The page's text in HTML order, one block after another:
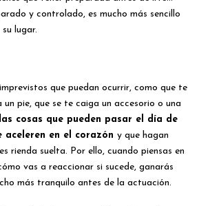
y controlado, es mucho más sencillo
lugar.
que puedan ocurrir, como que te
un pie, que se te caiga un accesorio o una
cosas que pueden pasar el día de
aceleren en el corazón y que hagan
rienda suelta. Por ello, cuando piensas en
vas a reaccionar si sucede, ganarás
más tranquilo antes de la actuación.